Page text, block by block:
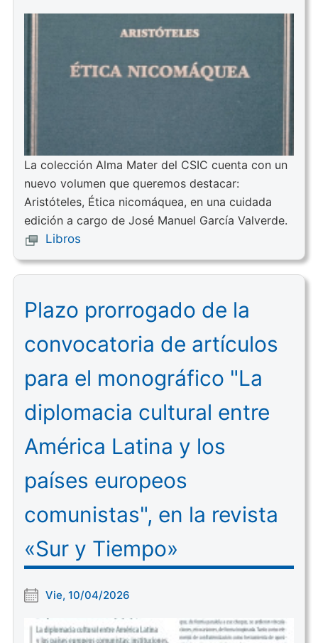
La colección Alma Mater del CSIC cuenta con un
nuevo volumen que queremos destacar:
Aristóteles, Ética nicomáquea, en una cuidada
edición a cargo de José Manuel García Valverde.
Libros
Plazo prorrogado de la
convocatoria de artículos
para el monográfico "La
diplomacia cultural entre
América Latina y los
países europeos
comunistas", en la revista
«Sur y Tiempo»
Vie, 10/04/2026